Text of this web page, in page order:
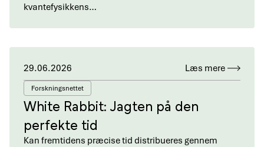
kvantefysikkens…
29.06.2026 Læs mere
Forskningsnettet
White Rabbit: Jagten på den
perfekte tid
Kan fremtidens præcise tid distribueres gennem